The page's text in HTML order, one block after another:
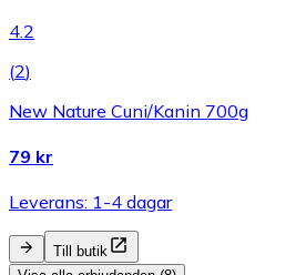
4.2
(2)
New Nature Cuni/Kanin 700g
79 kr
Leverans: 1-4 dagar
Till butik